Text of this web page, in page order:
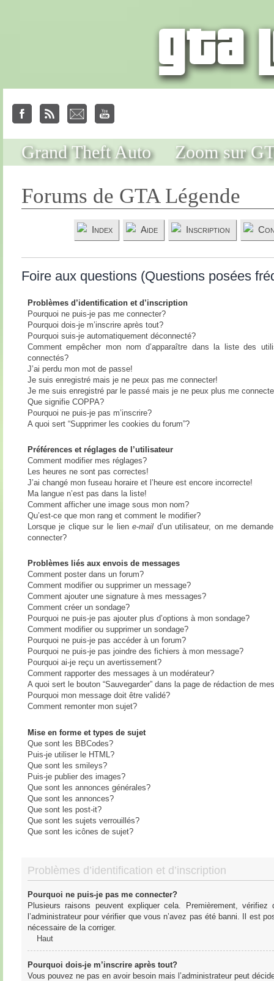
Grand Theft Auto Zoom sur
Forums de GTA Légende
Index Aide Inscription
Foire aux questions (Questions posées
Problèmes d’identification et d’inscription
Pourquoi ne puis-je pas me connecter?
Pourquoi dois-je m’inscrire après tout?
Pourquoi suis-je automatiquement déconnecté?
Comment empêcher mon nom d’apparaître dans la liste des
connectés?
J’ai perdu mon mot de passe!
Je suis enregistré mais je ne peux pas me connecter!
Je me suis enregistré par le passé mais je ne peux plus me
Que signifie COPPA?
Pourquoi ne puis-je pas m’inscrire?
A quoi sert “Supprimer les cookies du forum”?
Préférences et réglages de l’utilisateur
Comment modifier mes réglages?
Les heures ne sont pas correctes!
J’ai changé mon fuseau horaire et l’heure est encore incorrecte!
Ma langue n’est pas dans la liste!
Comment afficher une image sous mon nom?
Qu’est-ce que mon rang et comment le modifier?
Lorsque je clique sur le liene-mail d’un utilisateur, on me
connecter?
Problèmes liés aux envois de messages
Comment poster dans un forum?
Comment modifier ou supprimer un message?
Comment ajouter une signature à mes messages?
Comment créer un sondage?
Pourquoi ne puis-je pas ajouter plus d’options à mon sondage?
Comment modifier ou supprimer un sondage?
Pourquoi ne puis-je pas accéder à un forum?
Pourquoi ne puis-je pas joindre des fichiers à mon message?
Pourquoi ai-je reçu un avertissement?
Comment rapporter des messages à un modérateur?
A quoi sert le bouton “Sauvegarder” dans la page de rédaction de
Pourquoi mon message doit être validé?
Comment remonter mon sujet?
Mise en forme et types de sujet
Que sont les BBCodes?
Puis-je utiliser le HTML?
Que sont les smileys?
Puis-je publier des images?
Que sont les annonces générales?
Que sont les annonces?
Que sont les post-it?
Que sont les sujets verrouillés?
Que sont les icônes de sujet?
Problèmes d’identification et d’inscription
Pourquoi ne puis-je pas me connecter?
Plusieurs raisons peuvent expliquer cela. Premièrement,
l’administrateur pour vérifier que vous n’avez pas été banni. Il est
nécessaire de la corriger.
Haut
Pourquoi dois-je m’inscrire après tout?
Vous pouvez ne pas en avoir besoin mais l’administrateur peut